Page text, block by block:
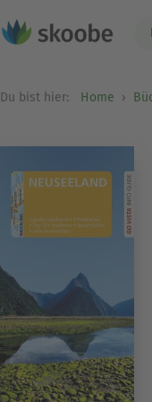
Du bist hier: Home